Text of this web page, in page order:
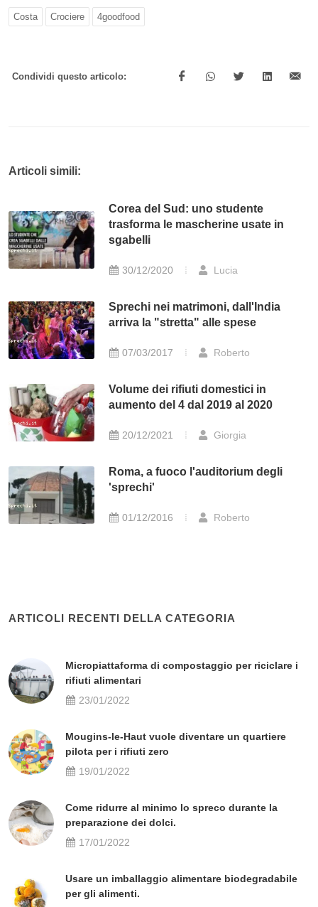
Costa Crociere 4goodfood
Condividi questo articolo:
Articoli simili:
Corea del Sud: uno studente
trasforma le mascherine usate in
sgabelli
30/12/2020 Lucia
Sprechi nei matrimoni, dall'India
arriva la "stretta" alle spese
07/03/2017 Roberto
Volume dei rifiuti domestici in
aumento del 4 dal 2019 al 2020
20/12/2021 Giorgia
Roma, a fuoco l'auditorium degli
'sprechi'
01/12/2016 Roberto
ARTICOLI RECENTI DELLA CATEGORIA
Micropiattaforma di compostaggio per riciclare i
rifiuti alimentari
23/01/2022
Mougins-le-Haut vuole diventare un quartiere
pilota per i rifiuti zero
19/01/2022
Come ridurre al minimo lo spreco durante la
preparazione dei dolci.
17/01/2022
Usare un imballaggio alimentare biodegradabile
per gli alimenti.